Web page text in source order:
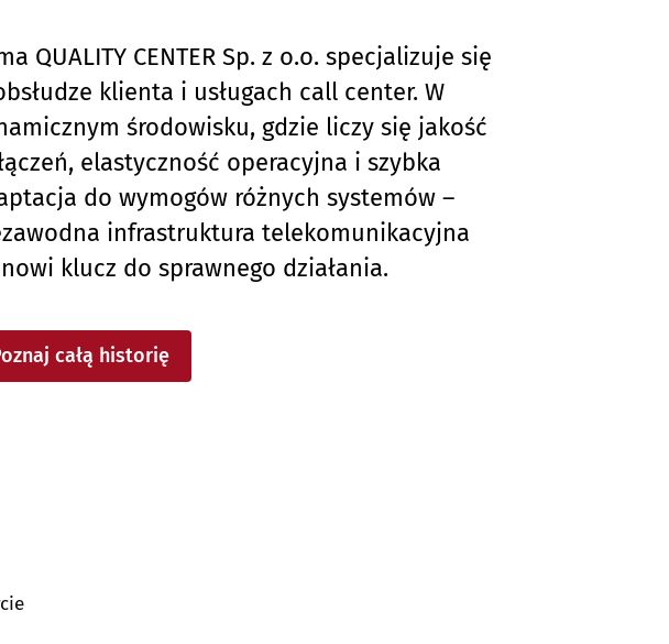
QUALITY CENTER Sp. z o.o. specjalizuje się
klienta i usługach call center. W
środowisku, gdzie liczy się jakość
elastyczność operacyjna i szybka
do wymogów różnych systemów –
infrastruktura telekomunikacyjna
klucz do sprawnego działania.
całą historię